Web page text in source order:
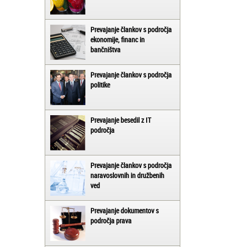
Prevajanje člankov s področja
ekonomije, financ in
bančništva
Prevajanje člankov s področja
politike
Prevajanje besedil z IT
področja
Prevajanje člankov s področja
naravoslovnih in družbenih
ved
Prevajanje dokumentov s
področja prava